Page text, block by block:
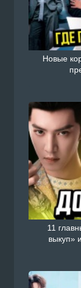
Новые
11
выкуп»